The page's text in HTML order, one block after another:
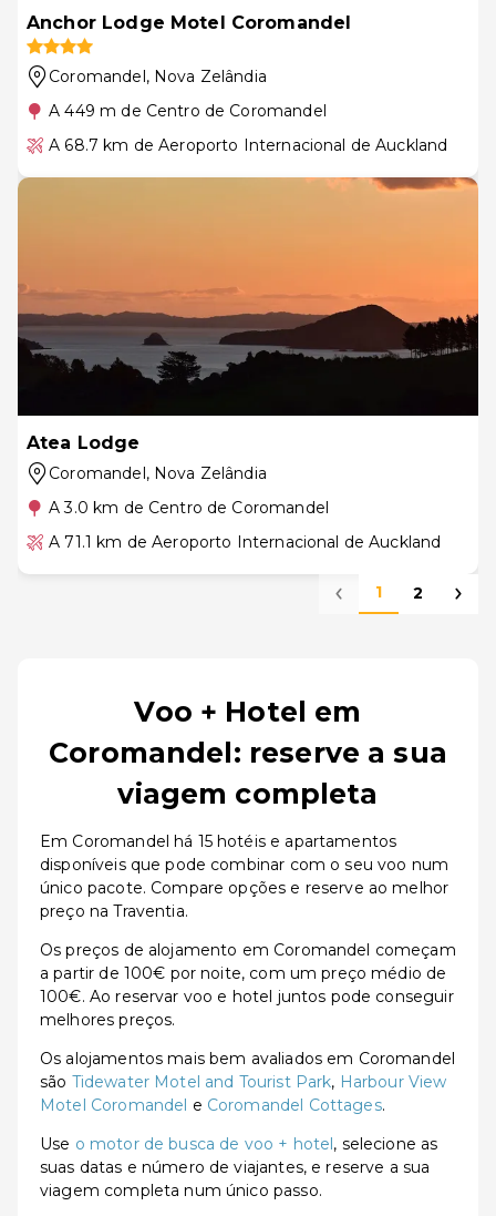
Anchor Lodge Motel Coromandel
Coromandel, Nova Zelândia
A 449 m de Centro de Coromandel
A 68.7 km de Aeroporto Internacional de Auckland
Atea Lodge
Coromandel, Nova Zelândia
A 3.0 km de Centro de Coromandel
A 71.1 km de Aeroporto Internacional de Auckland
1 2
Voo + Hotel em
Coromandel: reserve a sua
viagem completa
Em Coromandel há 15 hotéis e apartamentos
disponíveis que pode combinar com o seu voo num
único pacote. Compare opções e reserve ao melhor
preço na Traventia.
Os preços de alojamento em Coromandel começam
a partir de 100€ por noite, com um preço médio de
100€. Ao reservar voo e hotel juntos pode conseguir
melhores preços.
Os alojamentos mais bem avaliados em Coromandel
são Tidewater Motel and Tourist Park, Harbour View
Motel Coromandel e Coromandel Cottages.
Use o motor de busca de voo + hotel, selecione as
suas datas e número de viajantes, e reserve a sua
viagem completa num único passo.